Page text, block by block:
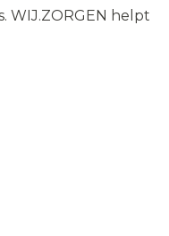
WIJ.ZORGEN helpt